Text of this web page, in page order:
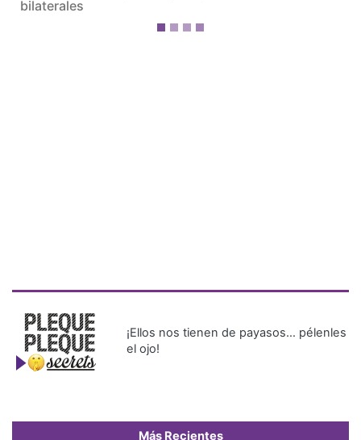
el ojo!
Más Recientes